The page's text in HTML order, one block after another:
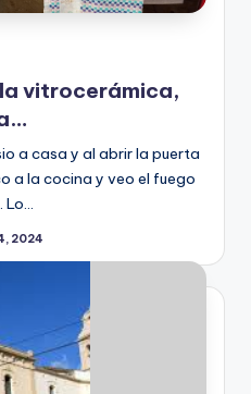
vitrocerámica,
a casa y al abrir la puerta
a la cocina y veo el fuego
Lo…
2024